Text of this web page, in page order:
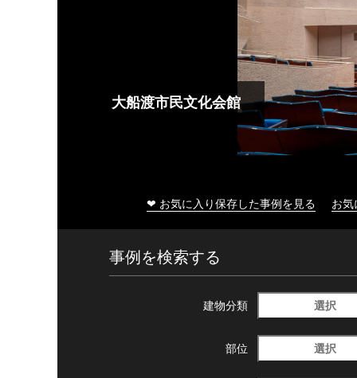
大船渡市民文化会館
❤ お気に入り保存した事例を見る お
事例を検索する
建物分類 選択
部位 選択